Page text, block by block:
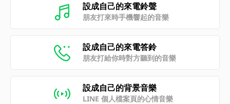
設成自己的來電鈴聲
朋友打來時手機響起的音樂
設成自己的來電答鈴
朋友打給你時對方聽到的音樂
設成自己的背景音樂
LINE 個人檔案頁的心情音樂